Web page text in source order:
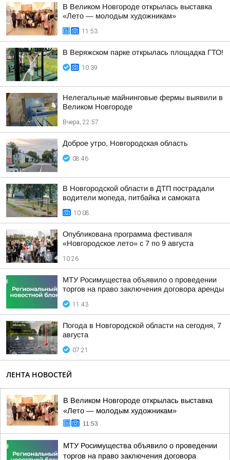
В Великом Новгороде открылась выставка
«Лето — молодым художникам»
11:53
В Веряжском парке открылась площадка ГТО!
10:39
Нелегальные майнинговые фермы выявили в
Великом Новгороде
Вчера, 22:57
Доброе утро, Новгородская область
08:46
В Новгородской области в ДТП пострадали
водители мопеда, питбайка и самоката
10:08
Опубликована программа фестиваля
«Новгородское лето» с 7 по 9 августа
10:26
МТУ Росимущества объявило о проведении
торгов на право заключения договора аренды
11:43
Погода в Новгородской области на сегодня, 7
августа
07:21
ЛЕНТА НОВОСТЕЙ
В Великом Новгороде открылась выставка
«Лето — молодым художникам»
11:53
МТУ Росимущества объявило о проведении
торгов на право заключения договора